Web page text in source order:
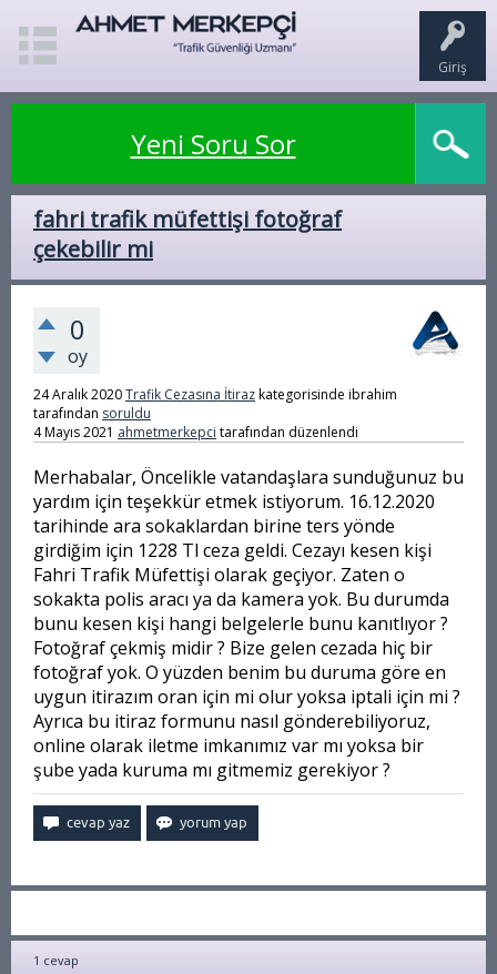
Giriş
Yeni Soru Sor
fahri trafik müfettişi fotoğraf
çekebilir mi
0
oy
24 Aralık 2020Trafik Cezasına İtirazkategorisinde ibrahim
tarafından soruldu
4 Mayıs 2021 ahmetmerkepci tarafından düzenlendi
Merhabalar, Öncelikle vatandaşlara sunduğunuz bu
yardım için teşekkür etmek istiyorum. 16.12.2020
tarihinde ara sokaklardan birine ters yönde
girdiğim için 1228 Tl ceza geldi. Cezayı kesen kişi
Fahri Trafik Müfettişi olarak geçiyor. Zaten o
sokakta polis aracı ya da kamera yok. Bu durumda
bunu kesen kişi hangi belgelerle bunu kanıtlıyor ?
Fotoğraf çekmiş midir ? Bize gelen cezada hiç bir
fotoğraf yok. O yüzden benim bu duruma göre en
uygun itirazım oran için mi olur yoksa iptali için mi ?
Ayrıca bu itiraz formunu nasıl gönderebiliyoruz,
online olarak iletme imkanımız var mı yoksa bir
şube yada kuruma mı gitmemiz gerekiyor ?
1 cevap